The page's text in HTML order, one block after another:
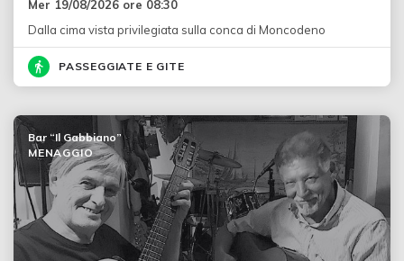
Mer 19/08/2026 ore 08:30
Dalla cima vista privilegiata sulla conca di Moncodeno
PASSEGGIATE E GITE
Bar “Il Gabbiano”
MENAGGIO